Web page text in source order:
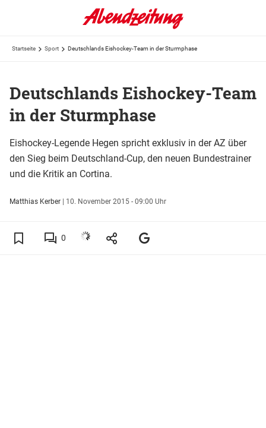
Startseite Sport Deutschlands Eishockey-Team in der Sturmphase
Deutschlands Eishockey-Team
in der Sturmphase
Eishockey-Legende Hegen spricht exklusiv in der AZ über
den Sieg beim Deutschland-Cup, den neuen Bundestrainer
und die Kritik an Cortina.
Matthias Kerber | 10. November 2015 - 09:00 Uhr
0